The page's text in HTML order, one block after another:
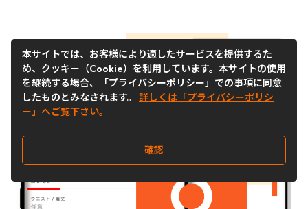
本サイトでは、お客様により適したサービスを提供するた
め、クッキー（Cookie）を利用しています。本サイトの使用
を継続する場合、「プライバシーポリシー」での事項に同意
したものとみなされます。 詳しくは「プライバシーポリシ
ー」へご覧下さい。
確認